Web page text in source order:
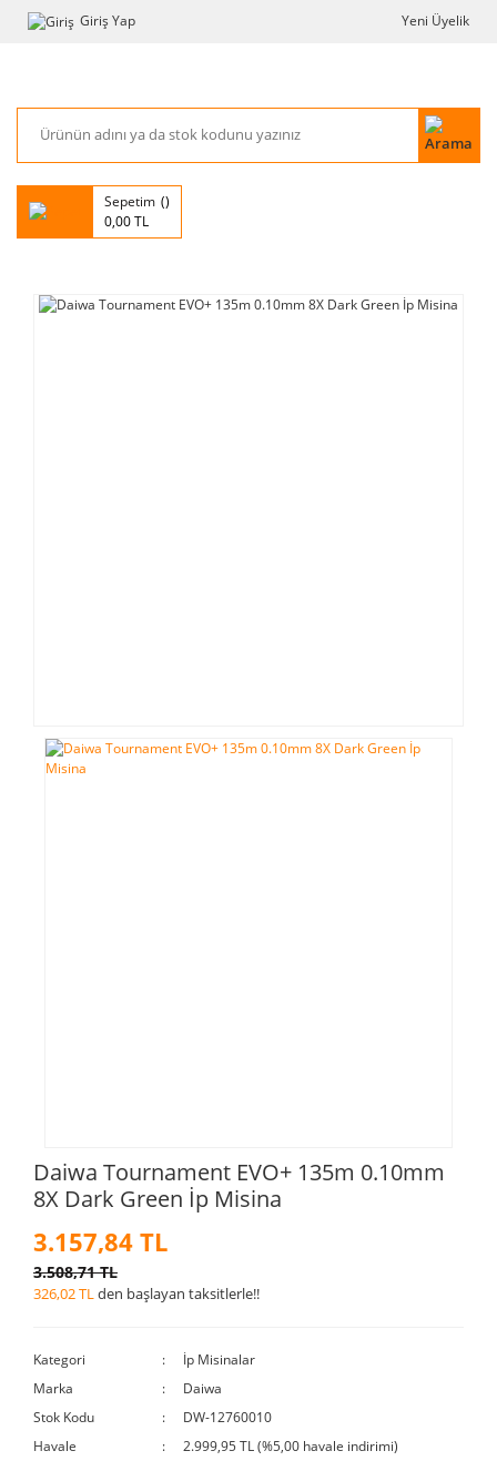
Giriş Yap Yeni Üyelik
Sepetim
0,00 TL
Daiwa Tournament EVO+ 135m 0.10mm
8X Dark Green İp Misina
3.157,84 TL
3.508,71 TL
326,02 TLden başlayan taksitlerle!!
Kategori
İp Misinalar
Marka
Daiwa
Stok Kodu
DW-12760010
Havale
2.999,95 TL (%5,00 havale indirimi)